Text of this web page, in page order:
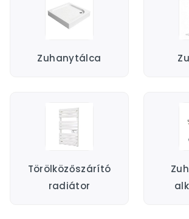
Zuhanytálca
Törölközőszárító
radiátor